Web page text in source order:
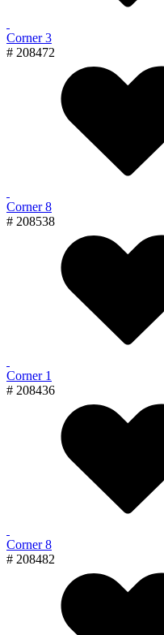
Corner 3
# 208472
Corner 8
# 208538
Corner 1
# 208436
Corner 8
# 208482